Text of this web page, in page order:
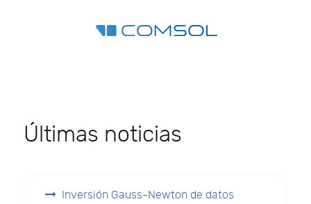
Últimas noticias
Inversión Gauss-Newton de datos